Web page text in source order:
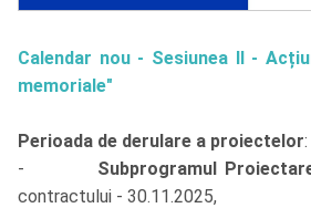
Calendar nou - Sesiunea II -
memoriale"
Perioada de derulare a proiectelor:
- Subprogramul
contractului - 30.11.2025,